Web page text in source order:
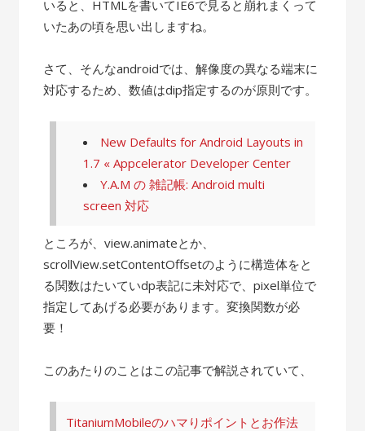
いると、HTMLを書いてIE6で見ると崩れまくって
いたあの頃を思い出しますね。
さて、そんなandroidでは、解像度の異なる端末に
対応するため、数値はdip指定するのが原則です。
New Defaults for Android Layouts in
1.7 « Appcelerator Developer Center
Y.A.M の 雑記帳: Android multi
screen 対応
ところが、view.animateとか、
scrollView.setContentOffsetのように構造体をと
る関数はたいていdp表記に未対応で、pixel単位で
指定してあげる必要があります。変換関数が必
要！
このあたりのことはこの記事で解説されていて、
TitaniumMobileのハマりポイントとお作法